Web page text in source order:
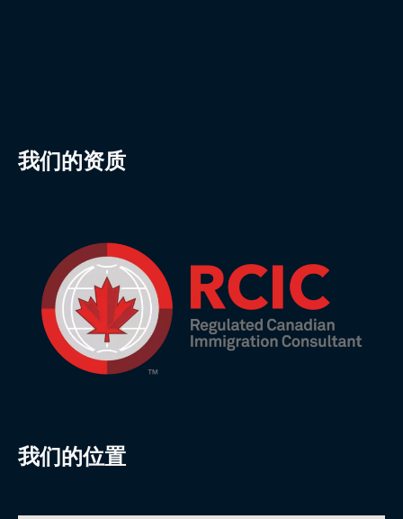
我们的资质
我们的位置